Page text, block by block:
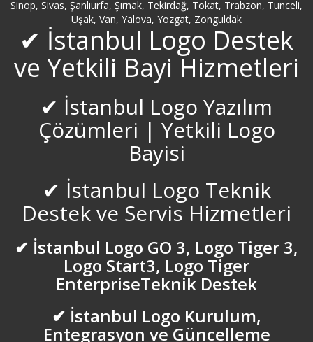
Denizli Logo Destek
Diyarbakır Logo Destek
Düzce Logo Destek
Edirne Logo Destek
Erzincan Logo Destek
Erzurum Logo Destek
Esenler Logo Destek
Esenyurt Logo Destek
Eskişehir Logo Destek
Sinop, Sivas, Şanlıurfa, Şırnak, Tekirdağ, Tokat, Trabzon, Tunceli,
Uşak, Van, Yalova, Yozgat, Zonguldak
✔ İstanbul Logo Destek
ve Yetkili Bayi Hizmetleri
✔ İstanbul Logo Yazılım
Çözümleri | Yetkili Logo
Bayisi
✔ İstanbul Logo Teknik
Destek ve Servis Hizmetleri
✔ İstanbul Logo GO 3, Logo Tiger 3,
Logo Start3, Logo Tiger
EnterpriseTeknik Destek
✔ İstanbul Logo Kurulum,
Entegrasyon ve Güncelleme